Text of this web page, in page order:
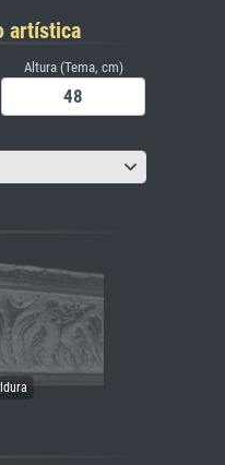
artística
Altura (Tema, cm)